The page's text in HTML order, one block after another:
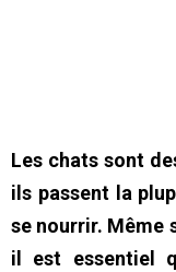
Les chats sont
ils passent la
se nourrir. Même
il est essentiel